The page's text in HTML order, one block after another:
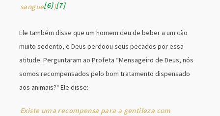
sangue 6 } 7
Ele também disse que um homem deu de beber a um cão
muito sedento, e Deus perdoou seus pecados por essa
atitude. Perguntaram ao Profeta “Mensageiro de Deus, nós
somos recompensados pelo bom tratamento dispensado
aos animais?" Ele disse:
Existe uma recompensa para a gentileza com